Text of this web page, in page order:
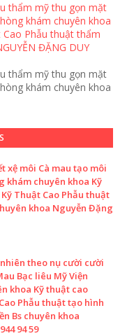
thẩm mỹ thu gọn mặt
khám chuyên khoa
Cao Phẫu thuật thẩm
ĐẶNG DUY
thẩm mỹ thu gọn mặt
khám chuyên khoa
xệ môi Cà mau tạo môi
khám chuyên khoa Kỹ
Thuật Cao Phẫu thuật
khoa Nguyễn Đặng
theo nụ cười cười
Bạc liêu Mỹ Viện
khoa Kỹ thuật cao
Phẫu thuật tạo hình
Bs chuyên khoa
94 59